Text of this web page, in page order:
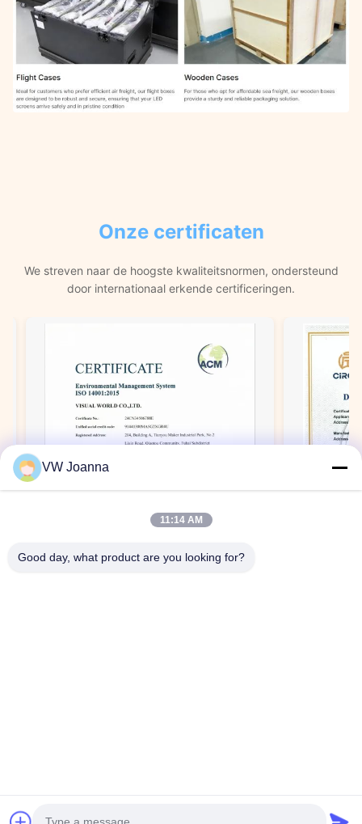
Onze certificaten
We streven naar de hoogste kwaliteitsnormen, ondersteund
door internationaal erkende certificeringen.
VW Joanna
11:14 AM
Good day, what product are you looking for?